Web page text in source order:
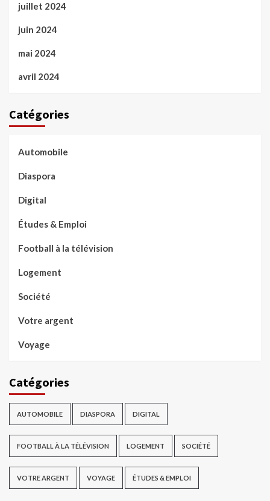
juillet 2024
juin 2024
mai 2024
avril 2024
Catégories
Automobile
Diaspora
Digital
Études & Emploi
Football à la télévision
Logement
Société
Votre argent
Voyage
Catégories
AUTOMOBILE DIASPORA DIGITAL
FOOTBALL À LA TÉLÉVISION LOGEMENT SOCIÉTÉ
VOTRE ARGENT VOYAGE ÉTUDES & EMPLOI